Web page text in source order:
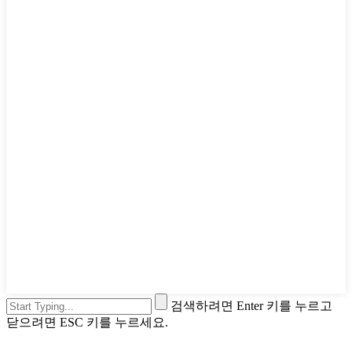
검색하려면 Enter 키를 누르고
닫으려면 ESC 키를 누르세요.